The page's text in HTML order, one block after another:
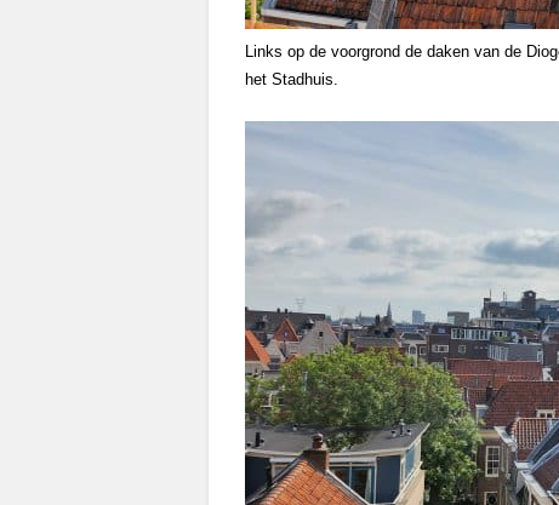
Links op de voorgrond de daken van de
het Stadhuis.